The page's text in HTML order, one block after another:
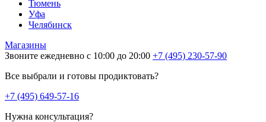
Тюмень
Уфа
Челябинск
Магазины
Звоните ежедневно с 10:00 до 20:00 +7 (495) 230-57-90
Все выбрали и готовы продиктовать?
+7 (495) 649-57-16
Нужна консультация?